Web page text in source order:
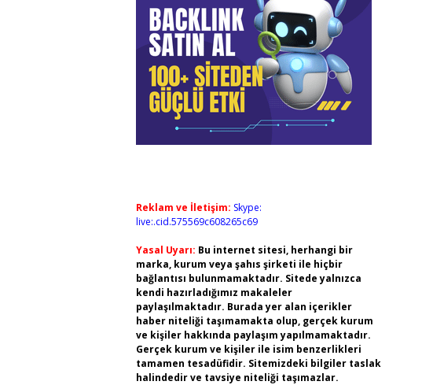
Reklam ve İletişim: Skype:
live:.cid.575569c608265c69
Yasal Uyarı: Bu internet sitesi, herhangi bir
marka, kurum veya şahıs şirketi ile hiçbir
bağlantısı bulunmamaktadır. Sitede yalnızca
kendi hazırladığımız makaleler
paylaşılmaktadır. Burada yer alan içerikler
haber niteliği taşımamakta olup, gerçek kurum
ve kişiler hakkında paylaşım yapılmamaktadır.
Gerçek kurum ve kişiler ile isim benzerlikleri
tamamen tesadüfidir. Sitemizdeki bilgiler taslak
halindedir ve tavsiye niteliği taşımazlar.